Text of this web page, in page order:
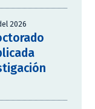
2026